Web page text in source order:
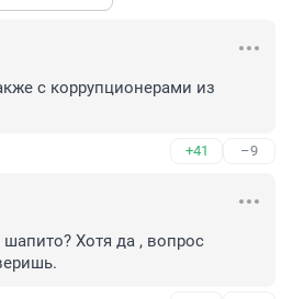
с коррупционерами из
+41 –9
Хотя да , вопрос